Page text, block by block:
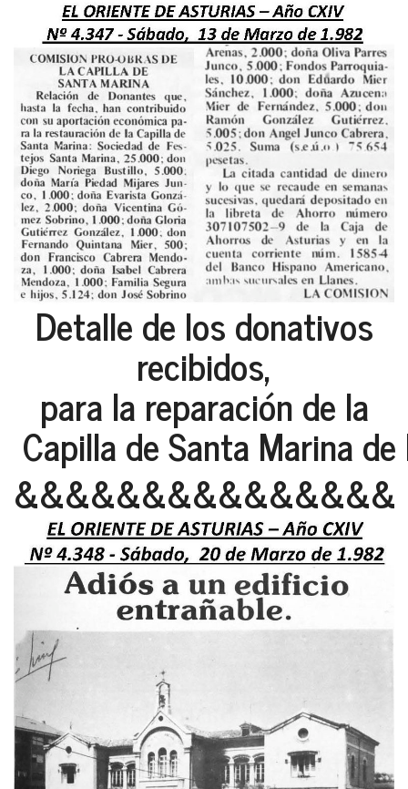
Detalle de los donativos
recibidos,
para la reparación de la
Capilla de Santa Marina
&&&&&&&&&&&&&&&